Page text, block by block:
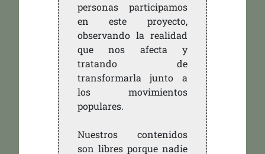
personas participamos
en este proyecto,
observando la realidad
que nos afecta y
tratando de
transformarla junto a
los movimientos
populares.
Nuestros contenidos
son libres porque nadie